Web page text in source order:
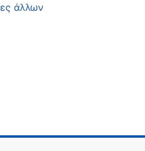
άλλων